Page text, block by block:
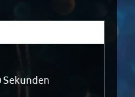
Sekunden